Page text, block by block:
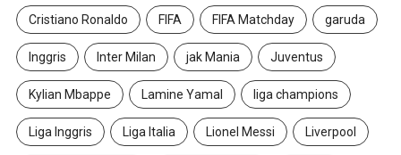
Cristiano Ronaldo FIFA FIFA Matchday garuda
Inggris Inter Milan jak Mania Juventus
Kylian Mbappe Lamine Yamal liga champions
Liga Inggris Liga Italia Lionel Messi Liverpool